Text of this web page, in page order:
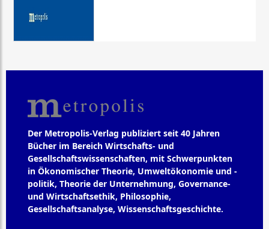
Der Metropolis-Verlag publiziert seit 40 Jahren
Bücher im Bereich Wirtschafts- und
Gesellschaftswissenschaften, mit Schwerpunkten
in Ökonomischer Theorie, Umweltökonomie und -
politik, Theorie der Unternehmung, Governance-
und Wirtschaftsethik, Philosophie,
Gesellschaftsanalyse, Wissenschaftsgeschichte.